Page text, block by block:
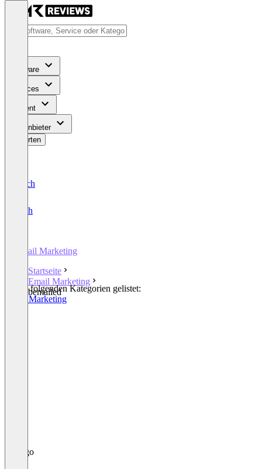
Software
Services
Content
Für Anbieter
Bewerten
Deutsch
English
Email Marketing
Startseite
Email Marketing
bemailed
In den folgenden Kategorien gelistet:
Email Marketing